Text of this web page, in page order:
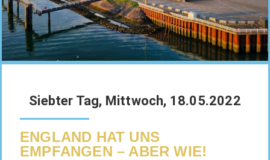
Siebter Tag, Mittwoch, 18.05.2022
ENGLAND HAT UNS
EMPFANGEN – ABER WIE!